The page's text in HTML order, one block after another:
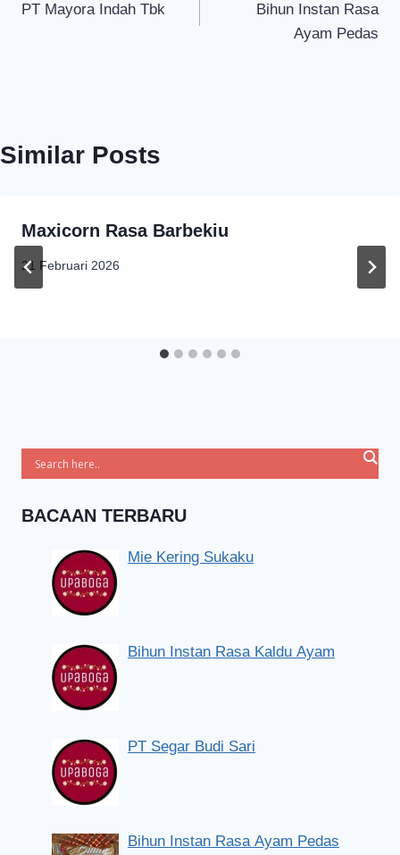
PT Mayora Indah Tbk
Bihun Instan Rasa
Ayam Pedas
Similar Posts
Maxicorn Rasa Barbekiu
21 Februari 2026
BACAAN TERBARU
Mie Kering Sukaku
Bihun Instan Rasa Kaldu Ayam
PT Segar Budi Sari
Bihun Instan Rasa Ayam Pedas